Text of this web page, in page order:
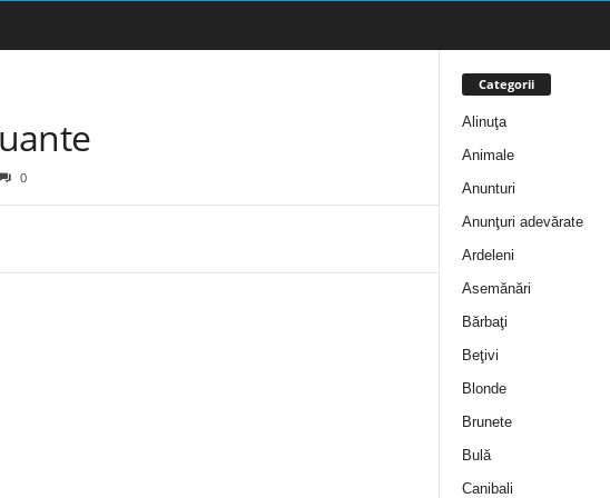
0
Categorii
Alinuţa
Animale
Anunturi
Anunţuri adevărate
Ardeleni
Asemănări
Bărbaţi
Beţivi
Blonde
Brunete
Bulă
Canibali